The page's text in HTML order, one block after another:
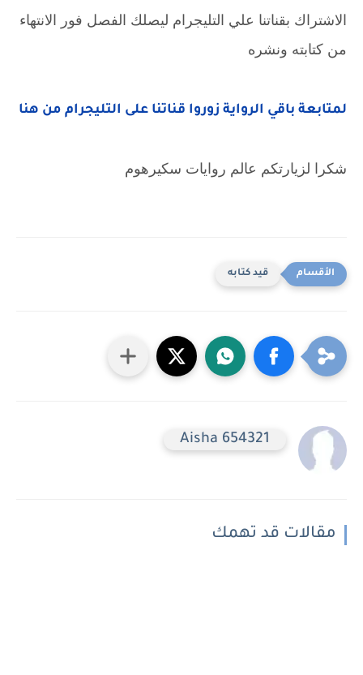
الاشتراك بقناتنا علي التليجرام ليصلك الفصل فور الانتهاء
من كتابته ونشره
لمتابعة باقي الرواية زوروا قناتنا على التليجرام من هنا
شكرا لزيارتكم عالم روايات سكيرهوم
قيد كتابه
Aisha 654321
مقالات قد تهمك